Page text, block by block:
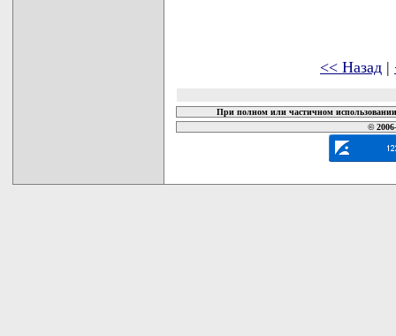
<< Назад |
При полном или частичном
©